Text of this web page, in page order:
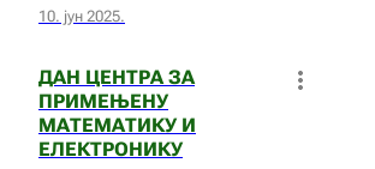
10. јун 2025.
ДАН ЦЕНТРА ЗА
ПРИМЕЊЕНУ
МАТЕМАТИКУ И
ЕЛЕКТРОНИКУ